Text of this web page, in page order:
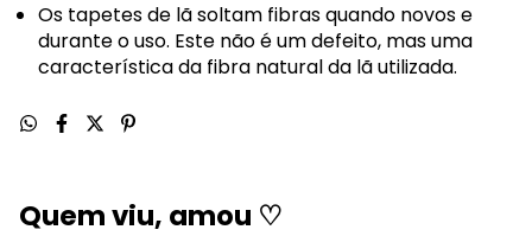
Os tapetes de lã soltam fibras quando novos e
durante o uso. Este não é um defeito, mas uma
característica da fibra natural da lã utilizada.
Quem viu, amou ♡